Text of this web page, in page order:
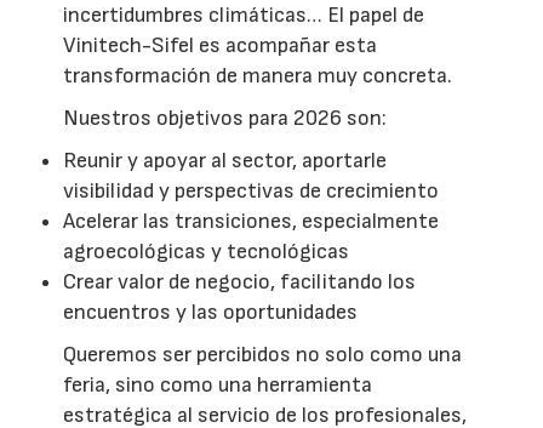
incertidumbres climáticas… El papel de
Vinitech-Sifel es acompañar esta
transformación de manera muy concreta.
Nuestros objetivos para 2026 son:
Reunir y apoyar al sector, aportarle
visibilidad y perspectivas de crecimiento
Acelerar las transiciones, especialmente
agroecológicas y tecnológicas
Crear valor de negocio, facilitando los
encuentros y las oportunidades
Queremos ser percibidos no solo como una
feria, sino como una herramienta
estratégica al servicio de los profesionales,